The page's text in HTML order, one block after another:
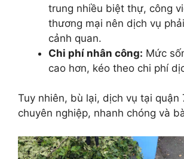
trung nhiều biệt thự, công
thương mại nên dịch vụ
cảnh quan.
Chi phí nhân công: Mức
cao hơn, kéo theo chi phí
Tuy nhiên, bù lại, dịch vụ tại quận
chuyên nghiệp, nhanh chóng và